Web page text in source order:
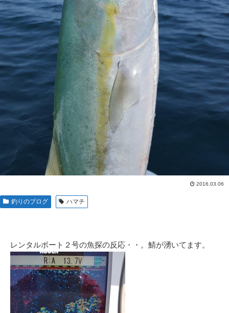
2016.03.06
釣りのブログ ハマチ
レンタルボート２号の魚探の反応・・。鯖が湧いてます。